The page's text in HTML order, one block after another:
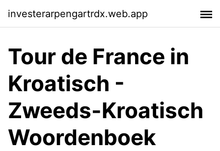
investerarpengartrdx.web.app
Tour de France in
Kroatisch -
Zweeds-Kroatisch
Woordenboek